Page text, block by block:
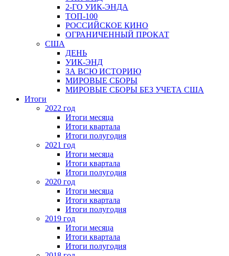
2-ГО УИК-ЭНДА
ТОП-100
РОССИЙСКОЕ КИНО
ОГРАНИЧЕННЫЙ ПРОКАТ
США
ДЕНЬ
УИК-ЭНД
ЗА ВСЮ ИСТОРИЮ
МИРОВЫЕ СБОРЫ
МИРОВЫЕ СБОРЫ БЕЗ УЧЕТА США
Итоги
2022 год
Итоги месяца
Итоги квартала
Итоги полугодия
2021 год
Итоги месяца
Итоги квартала
Итоги полугодия
2020 год
Итоги месяца
Итоги квартала
Итоги полугодия
2019 год
Итоги месяца
Итоги квартала
Итоги полугодия